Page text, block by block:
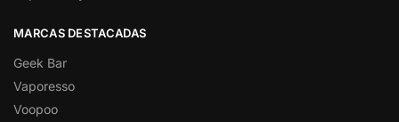
MARCAS DESTACADAS
Geek Bar
Vaporesso
Voopoo